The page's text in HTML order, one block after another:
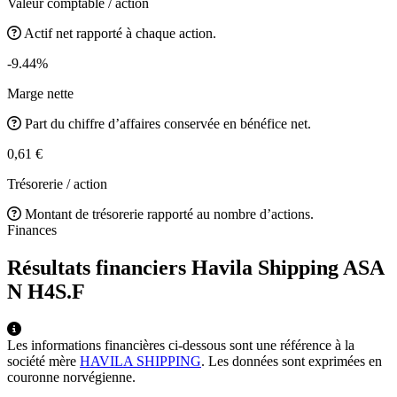
Actif net rapporté à chaque action.
-9.44%
Marge nette
Part du chiffre d’affaires conservée en bénéfice net.
0,61 €
Trésorerie / action
Montant de trésorerie rapporté au nombre d’actions.
Finances
Résultats financiers Havila Shipping ASA
N H4S.F
Les informations financières ci-dessous sont une référence à la
société mère HAVILA SHIPPING. Les données sont exprimées en
couronne norvégienne.